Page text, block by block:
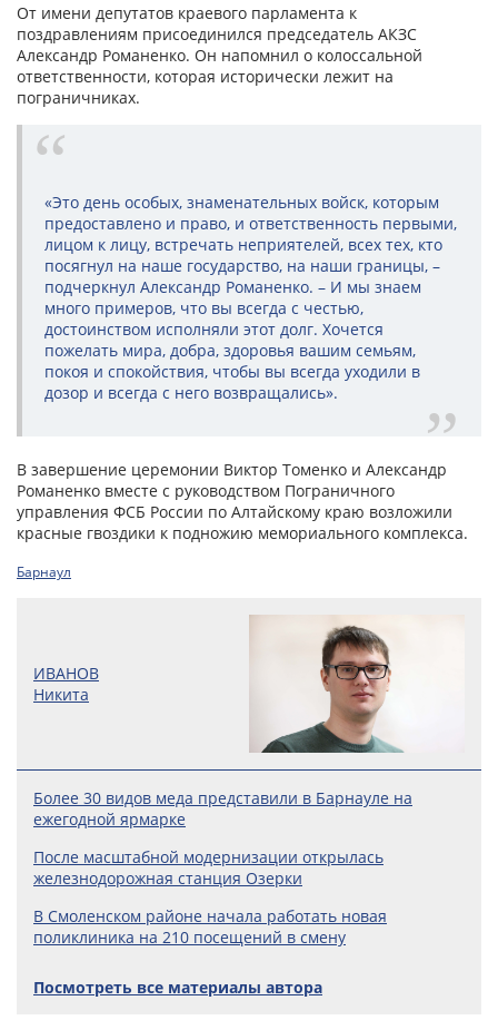
От имени депутатов краевого парламента к
поздравлениям присоединился председатель АКЗС
Александр Романенко. Он напомнил о колоссальной
ответственности, которая исторически лежит на
пограничниках.
«Это день особых, знаменательных войск, которым
предоставлено и право, и ответственность первыми,
лицом к лицу, встречать неприятелей, всех тех, кто
посягнул на наше государство, на наши границы, –
подчеркнул Александр Романенко. – И мы знаем
много примеров, что вы всегда с честью,
достоинством исполняли этот долг. Хочется
пожелать мира, добра, здоровья вашим семьям,
покоя и спокойствия, чтобы вы всегда уходили в
дозор и всегда с него возвращались».
В завершение церемонии Виктор Томенко и Александр
Романенко вместе с руководством Пограничного
управления ФСБ России по Алтайскому краю возложили
красные гвоздики к подножию мемориального комплекса.
Барнаул
ИВАНОВ
Никита
Более 30 видов меда представили в Барнауле на
ежегодной ярмарке
После масштабной модернизации открылась
железнодорожная станция Озерки
В Смоленском районе начала работать новая
поликлиника на 210 посещений в смену
Посмотреть все материалы автора